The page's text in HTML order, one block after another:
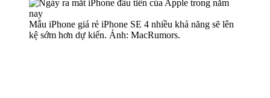
Mẫu iPhone giá rẻ iPhone SE 4 nhiều khả năng sẽ lên
kệ sớm hơn dự kiến. Ảnh: MacRumors.